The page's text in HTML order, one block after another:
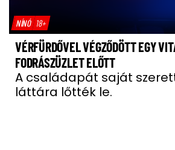
NÍNÓ 18+
VÉRFÜRDŐVEL VÉGZŐDÖTT EGY
FODRÁSZÜZLET ELŐTT
A családapát saját
láttára lőtték le.